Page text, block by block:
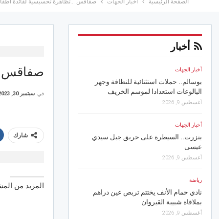
الصفحة الرئيسية أخبار الجهات صفاقس …تظاهرة تحسيسية لفائدة
صفاقس
في سبتمبر 30, 2023
شارك
المزيد من
أخبار
أخبار الجهات
بوسالم.. حملات استثنائية للنظافة وجهر
البالوعات استعدادا لموسم الخريف
أغسطس 9, 2026
أخبار الجهات
بنزرت.. السيطرة على حريق جبل سيدي
عيسى
أغسطس 9, 2026
رياضة
نادي حمام الأنف يختتم تربص عين دراهم
بملاقاة شبيبة القيروان
أغسطس 9, 2026
في مسرح سيدي
النصراوي تحلّق عاليا
في ندوة صحفية حاسمة:
بنسبة 98 %..